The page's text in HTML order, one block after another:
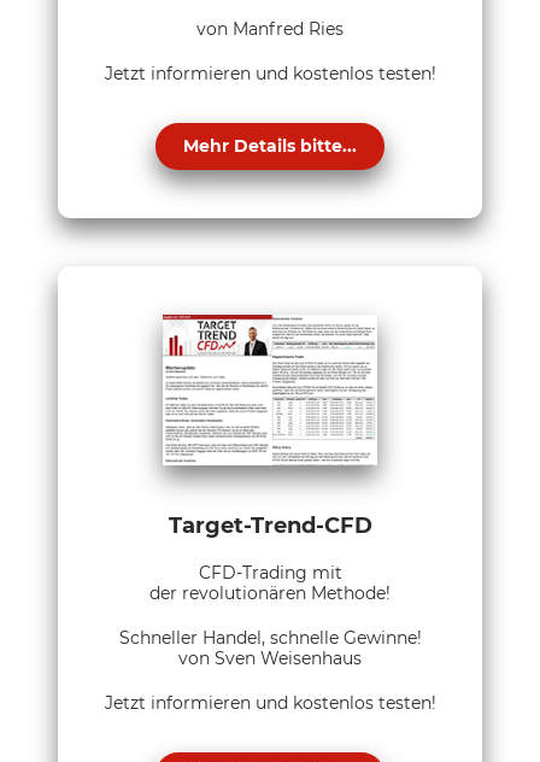
von Manfred Ries
Jetzt informieren und kostenlos testen!
Mehr Details bitte...
Target-Trend-CFD
CFD-Trading mit
der revolutionären Methode!
Schneller Handel, schnelle Gewinne!
von Sven Weisenhaus
Jetzt informieren und kostenlos testen!